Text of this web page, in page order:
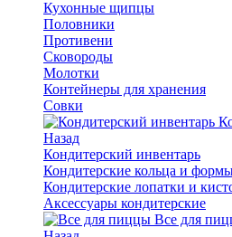
Кухонные щипцы
Половники
Противени
Сковороды
Молотки
Контейнеры для хранения
Совки
Назад
Кондитерский инвентарь
Кондитерские кольца и
Кондитерские лопатки и
Аксессуары кондитерские
Все для